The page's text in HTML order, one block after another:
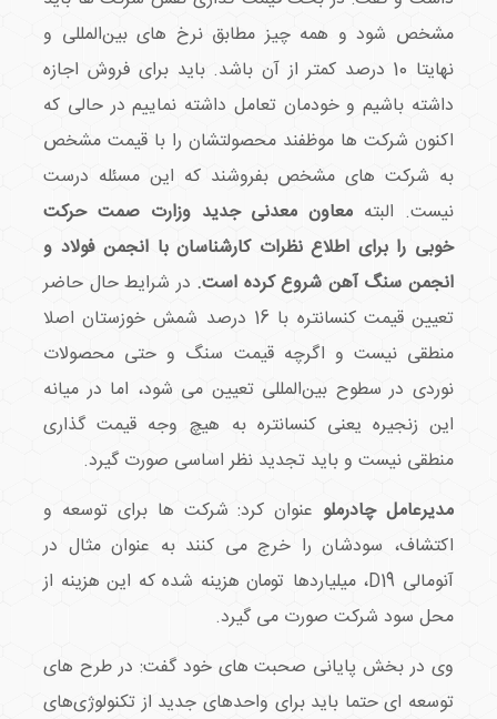
مشخص شود و همه چیز مطابق نرخ های بین‌المللی و
نهایتا 10 درصد کمتر از آن باشد. باید برای فروش اجازه
داشته باشیم و خودمان تعامل داشته نماییم در حالی که
اکنون شرکت ها موظفند محصولتشان را با قیمت مشخص
به شرکت های مشخص بفروشند که این مسئله درست
نیست. البته معاون معدنی جدید وزارت صمت حرکت
خوبی را برای اطلاع نظرات کارشناسان با انجمن فولاد و
انجمن سنگ آهن شروع کرده است. در شرایط حال حاضر
تعیین قیمت کنسانتره با 16 درصد شمش خوزستان اصلا
منطقی نیست و اگرچه قیمت سنگ و حتی محصولات
نوردی در سطوح بین‌المللی تعیین می شود، اما در میانه
این زنجیره یعنی کنسانتره به هیچ وجه قیمت گذاری
منطقی نیست و باید تجدید نظر اساسی صورت گیرد.
مدیرعامل چادرملو عنوان کرد: شرکت ها برای توسعه و
اکتشاف، سودشان را خرج می کنند به عنوان مثال در
آنومالی D19، میلیاردها تومان هزینه شده که این هزینه از
محل سود شرکت صورت می گیرد.
وی در بخش پایانی صحبت های خود گفت: در طرح های
توسعه ای حتما باید برای واحدهای جدید از تکنولوژی‌های